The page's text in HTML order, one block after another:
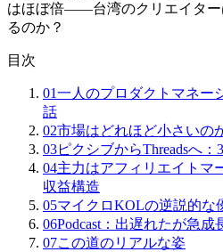
はほぼ倍——台湾のクリエイター
るのか？
目次
01一人のプロダクトマネー
話
02市場はどれほど小さいの
03ピクシブからThreadsへ
04主力はアフィリエイトマ
収益構造
05マイクロKOLの逆説的な
06Podcast：出遅れたが急成
07この道のリアルな姿